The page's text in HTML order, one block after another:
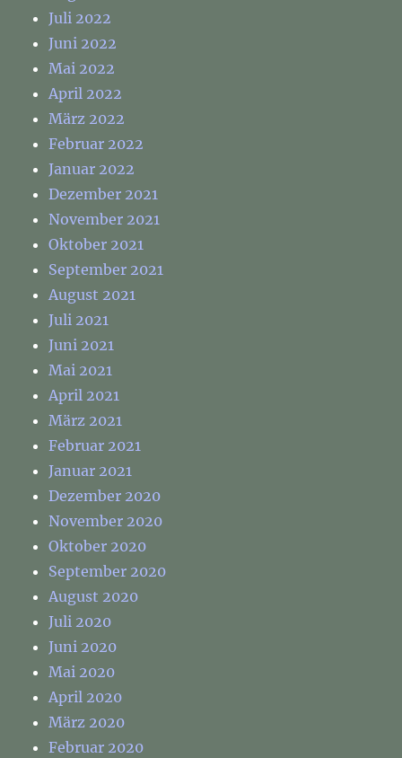
Juli 2022
Juni 2022
Mai 2022
April 2022
März 2022
Februar 2022
Januar 2022
Dezember 2021
November 2021
Oktober 2021
September 2021
August 2021
Juli 2021
Juni 2021
Mai 2021
April 2021
März 2021
Februar 2021
Januar 2021
Dezember 2020
November 2020
Oktober 2020
September 2020
August 2020
Juli 2020
Juni 2020
Mai 2020
April 2020
März 2020
Februar 2020